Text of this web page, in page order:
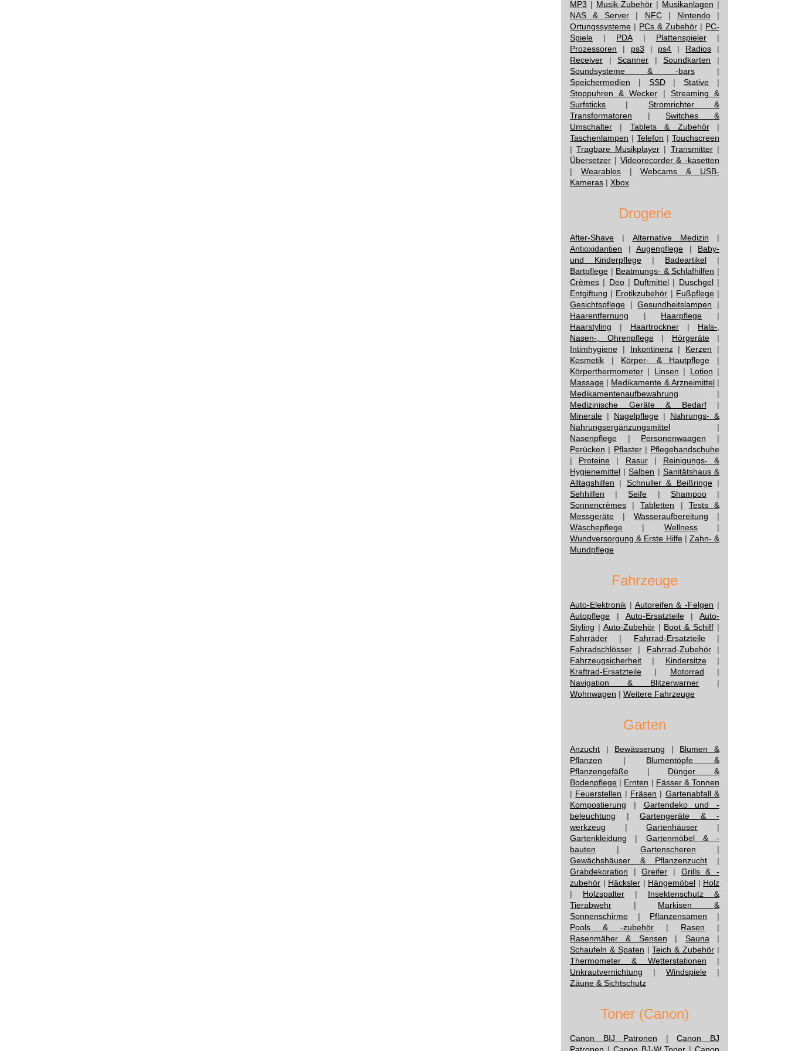
MP3 | Musik-Zubehör | Musikanlagen |
NAS & Server | NFC| Nintendo|
Ortungssysteme | PCs & Zubehör | PC-
Spiele | PDA| Plattenspieler|
Prozessoren | ps3 | ps4 | Radios |
Receiver |Scanner |Soundkarten |
Soundsysteme & -bars|
Speichermedien | SSD|Stative |
Stoppuhren & Wecker | Streaming &
Surfsticks | Stromrichter &
Transformatoren |Switches &
Umschalter | Tablets & Zubehör|
Taschenlampen | Telefon | Touchscreen
|Tragbare Musikplayer| Transmitter|
Übersetzer | Videorecorder & -kasetten
| Wearables|Webcams & USB-
Kameras | Xbox
Drogerie
After-Shave | Alternative Medizin |
Antioxidantien | Augenpflege | Baby-
und Kinderpflege | Badeartikel |
Bartpflege | Beatmungs- & Schlafhilfen |
Crèmes | Deo| Duftmittel | Duschgel|
Entgiftung | Erotikzubehör | Fußpflege|
Gesichtspflege |Gesundheitslampen |
Haarentfernung | Haarpflege |
Haarstyling | Haartrockner | Hals-,
Nasen-, Ohrenpflege| Hörgeräte|
Intimhygiene | Inkontinenz| Kerzen |
Kosmetik | Körper- & Hautpflege |
Körperthermometer | Linsen | Lotion |
Massage | Medikamente & Arzneimittel|
Medikamentenaufbewahrung |
Medizinische Geräte & Bedarf|
Minerale | Nagelpflege | Nahrungs- &
Nahrungsergänzungsmittel |
Nasenpflege | Personenwaagen |
Perücken | Pflaster| Pflegehandschuhe
| Proteine | Rasur| Reinigungs- &
Hygienemittel |Salben | Sanitätshaus &
Alltagshilfen | Schnuller & Beißringe|
Sehhilfen |Seife | Shampoo|
Sonnencrèmes |Tabletten | Tests &
Messgeräte | Wasseraufbereitung |
Wäschepflege | Wellness|
Wundversorgung & Erste Hilfe| Zahn- &
Mundpflege
Fahrzeuge
Auto-Elektronik | Autoreifen & -Felgen |
Autopflege | Auto-Ersatzteile| Auto-
Styling | Auto-Zubehör| Boot & Schiff |
Fahrräder | Fahrrad-Ersatzteile|
Fahradschlösser | Fahrrad-Zubehör|
Fahrzeugsicherheit | Kindersitze|
Kraftrad-Ersatzteile | Motorrad |
Navigation & Blitzerwarner |
Wohnwagen | Weitere Fahrzeuge
Garten
Anzucht | Bewässerung | Blumen &
Pflanzen | Blumentöpfe &
Pflanzengefäße | Dünger &
Bodenpflege | Ernten | Fässer & Tonnen
| Feuerstellen | Fräsen | Gartenabfall &
Kompostierung | Gartendeko und -
beleuchtung | Gartengeräte & -
werkzeug |Gartenhäuser |
Gartenkleidung | Gartenmöbel & -
bauten | Gartenscheren |
Gewächshäuser & Pflanzenzucht |
Grabdekoration |Greifer | Grills & -
zubehör | Häcksler | Hängemöbel | Holz
| Holzspalter | Insektenschutz &
Tierabwehr | Markisen &
Sonnenschirme | Pflanzensamen |
Pools & -zubehör | Rasen |
Rasenmäher & Sensen | Sauna |
Schaufeln & Spaten |Teich & Zubehör |
Thermometer & Wetterstationen |
Unkrautvernichtung | Windspiele |
Zäune & Sichtschutz
Toner (Canon)
Canon BIJ Patronen |Canon BJ